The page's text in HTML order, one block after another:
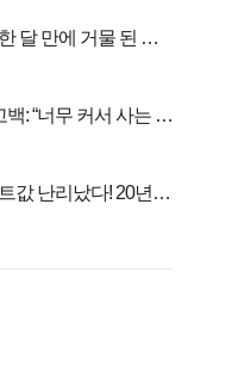
달 만에 거물 된 사
: “너무 커서 사는 게
값 난리났다! 20년